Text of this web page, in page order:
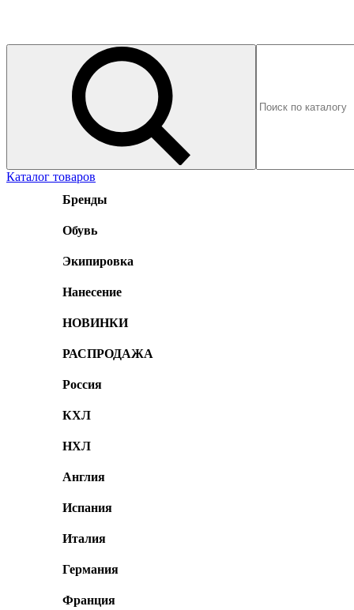
Каталог товаров
Бренды
Обувь
Экипировка
Нанесение
НОВИНКИ
РАСПРОДАЖА
Россия
КХЛ
НХЛ
Англия
Испания
Италия
Германия
Франция